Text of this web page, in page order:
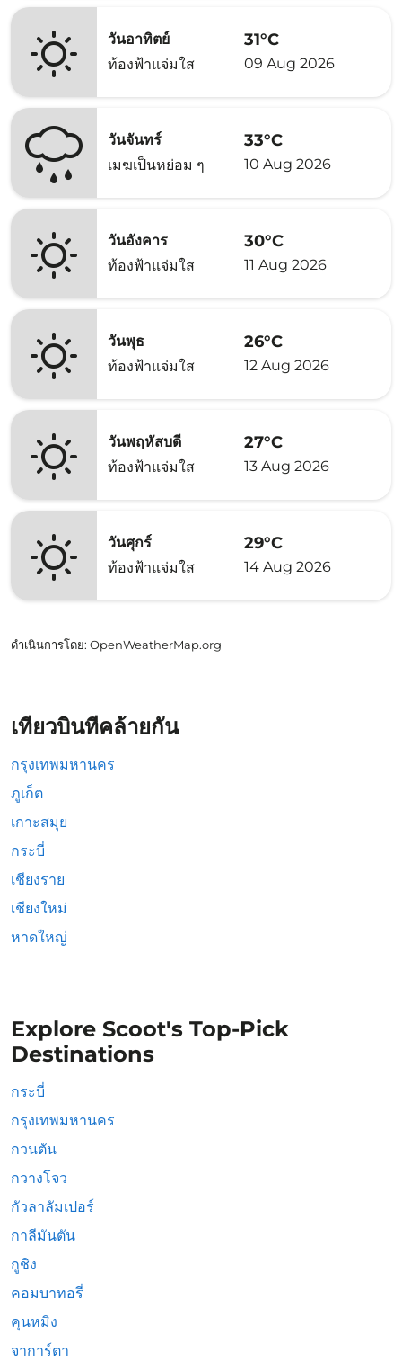
วันอาทิตย์
ท้องฟ้าแจ่มใส
31°C
09 Aug 2026
วันจันทร์
เมฆเป็นหย่อม ๆ
33°C
10 Aug 2026
วันอังคาร
ท้องฟ้าแจ่มใส
30°C
11 Aug 2026
วันพุธ
ท้องฟ้าแจ่มใส
26°C
12 Aug 2026
วันพฤหัสบดี
ท้องฟ้าแจ่มใส
27°C
13 Aug 2026
วันศุกร์
ท้องฟ้าแจ่มใส
29°C
14 Aug 2026
ดำเนินการโดย: OpenWeatherMap.org
เที่ยวบินที่คล้ายกัน
กรุงเทพมหานคร
ภูเก็ต
เกาะสมุย
กระบี่
เชียงราย
เชียงใหม่
หาดใหญ่
Explore Scoot's Top-Pick
Destinations
กระบี่
กรุงเทพมหานคร
กวนตัน
กวางโจว
กัวลาลัมเปอร์
กาลีมันตัน
กูชิง
คอมบาทอรี่
คุนหมิง
จาการ์ตา